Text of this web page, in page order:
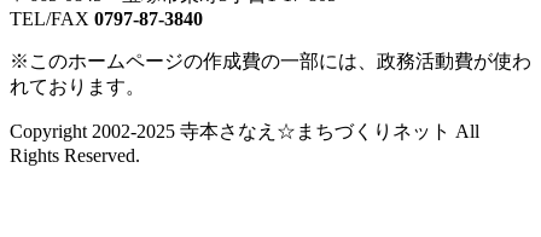
TEL/FAX 0797-87-3840
※このホームページの作成費の一部には、政務活動費が使わ
れております。
Copyright 2002-2025 寺本さなえ☆まちづくりネット All
Rights Reserved.